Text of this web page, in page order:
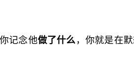
记念他做了什么 ，你就是在